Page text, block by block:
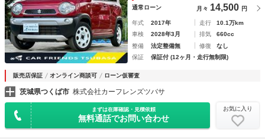
通常ローン 月々 14,500 円
年式 2017年 走行
10.1万km
車検
2028年3月 排気
660cc
整備
法定整備無 修復
なし
保証
保証付 (12ヶ月・走行無制限)
販売店保証 オンライン商談可 ローン仮審査
茨城県つくば市 株式会社カーフレンズツバサ
まずは在庫確認・見積依頼
無料通話でお問い合わせ
お気に入り